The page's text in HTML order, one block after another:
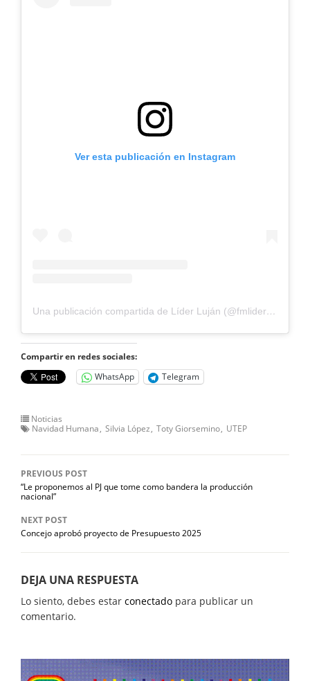
Ver esta publicación en Instagram
Una publicación compartida de Líder Luján (@fmlider97.7)
Compartir en redes sociales:
WhatsApp
Telegram
Noticias
Navidad Humana Silvia López Toty Giorsemino UTEP
PREVIOUS POST
“Le proponemos al PJ que tome como bandera la producción
nacional”
NEXT POST
Concejo aprobó proyecto de Presupuesto 2025
DEJA UNA RESPUESTA
Lo siento, debes estar conectado para publicar un
comentario.